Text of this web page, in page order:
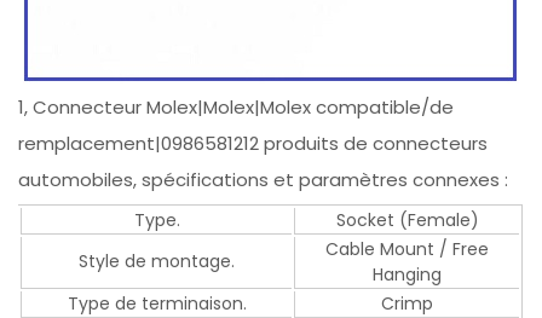
1, Connecteur Molex|Molex|Molex compatible/de
remplacement|0986581212 produits de connecteurs
automobiles, spécifications et paramètres connexes :
Type.
Socket (Female)
Style de montage.
Cable Mount / Free
Hanging
Type de terminaison.
Crimp